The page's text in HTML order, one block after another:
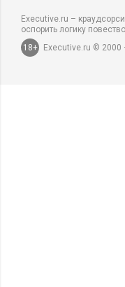
Executive.ru –
оспорить логику
18+
Executive.ru © 2000